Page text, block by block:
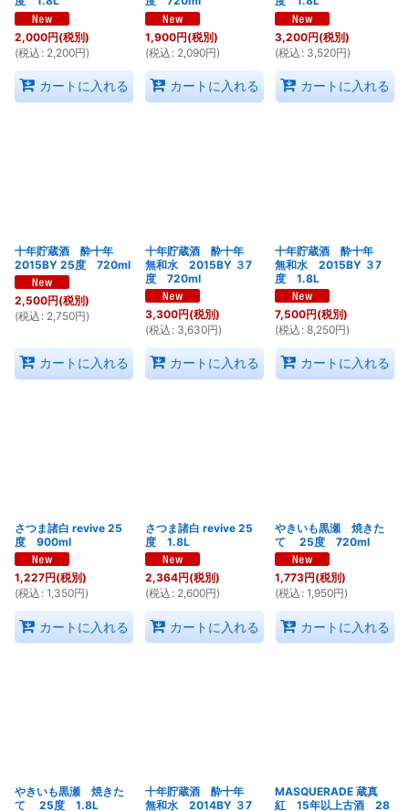
2,000円(税別)
(税込 : 2,200円)
カートに入れる
1,900円(税別)
(税込 : 2,090円)
カートに入れる
3,200円(税別)
(税込 : 3,520円)
カートに入れる
十年貯蔵酒 酔十年
2015BY 25度 720ml
2,500円(税別)
(税込 : 2,750円)
カートに入れる
十年貯蔵酒 酔十年
無和水 2015BY ３7
度 720ml
3,300円(税別)
(税込 : 3,630円)
カートに入れる
十年貯蔵酒 酔十年
無和水 2015BY ３7
度 1.8L
7,500円(税別)
(税込 : 8,250円)
カートに入れる
さつま諸白 revive 25
度 900ml
1,227円(税別)
(税込 : 1,350円)
カートに入れる
さつま諸白 revive 25
度 1.8L
2,364円(税別)
(税込 : 2,600円)
カートに入れる
やきいも黒瀬 焼きた
て 25度 720ml
1,773円(税別)
(税込 : 1,950円)
カートに入れる
やきいも黒瀬 焼きた
て 25度 1.8L
十年貯蔵酒 酔十年
無和水 2014BY ３7
MASQUERADE 蔵真
紅 15年以上古酒 28